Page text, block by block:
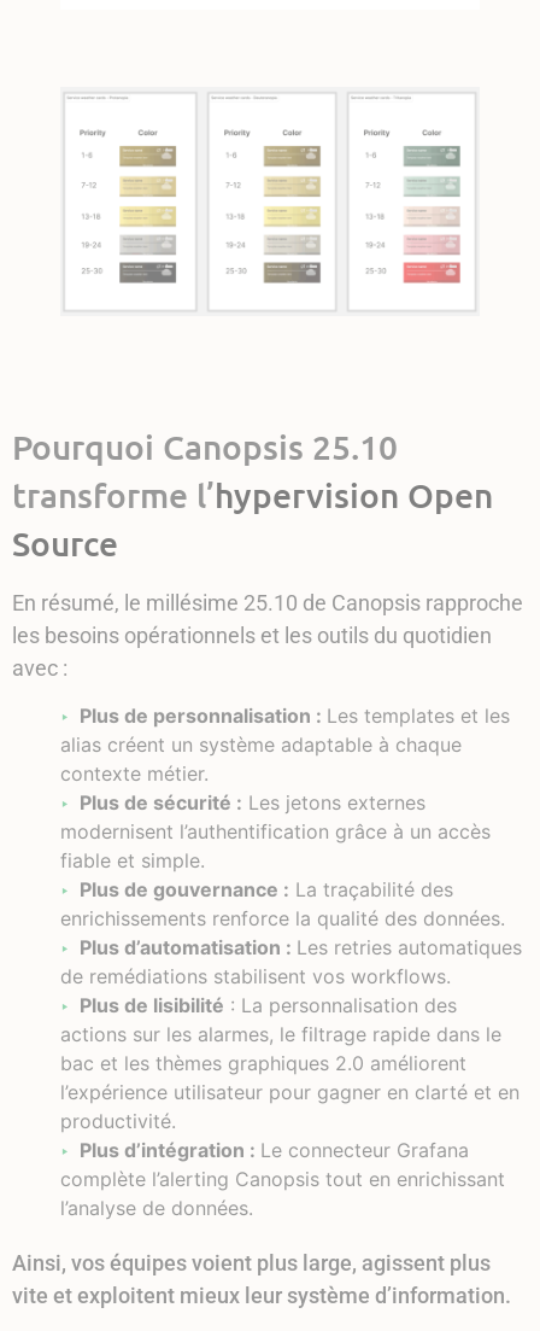
Pourquoi Canopsis 25.10
transforme l’hypervision Open
Source
En résumé, le millésime 25.10 de Canopsis rapproche
les besoins opérationnels et les outils du quotidien
avec :
Plus de personnalisation : Les templates et les
alias créent un système adaptable à chaque
contexte métier.
Plus de sécurité : Les jetons externes
modernisent l’authentification grâce à un accès
fiable et simple.
Plus de gouvernance : La traçabilité des
enrichissements renforce la qualité des données.
Plus d’automatisation : Les retries automatiques
de remédiations stabilisent vos workflows.
Plus de lisibilité : La personnalisation des
actions sur les alarmes, le filtrage rapide dans le
bac et les thèmes graphiques 2.0 améliorent
l’expérience utilisateur pour gagner en clarté et en
productivité.
Plus d’intégration : Le connecteur Grafana
complète l’alerting Canopsis tout en enrichissant
l’analyse de données.
Ainsi, vos équipes voient plus large, agissent plus
vite et exploitent mieux leur système d’information.